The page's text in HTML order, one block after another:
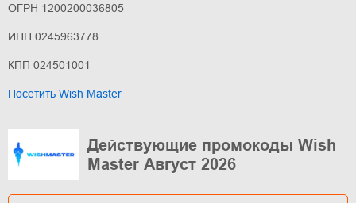
ОГРН 1200200036805
ИНН 0245963778
КПП 024501001
Посетить Wish Master
Действующие промокоды Wish
Master Август 2026